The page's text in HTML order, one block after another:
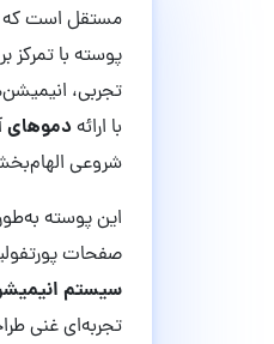
مستقل است که
پوسته با تمرکز بر
تجربی،
با ارائه دموهای
شروعی
این پوسته
صفحات
سیستم
تجربه‌ای غنی